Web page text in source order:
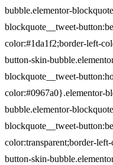
bubble.elementor-
blockquote__tweet-
color:#1da1f2;border-left-
button-skin-
blockquote__tweet-
color:#0967a0}.elementor-
bubble.elementor-
blockquote__tweet-
color:transparent;border-
button-skin-